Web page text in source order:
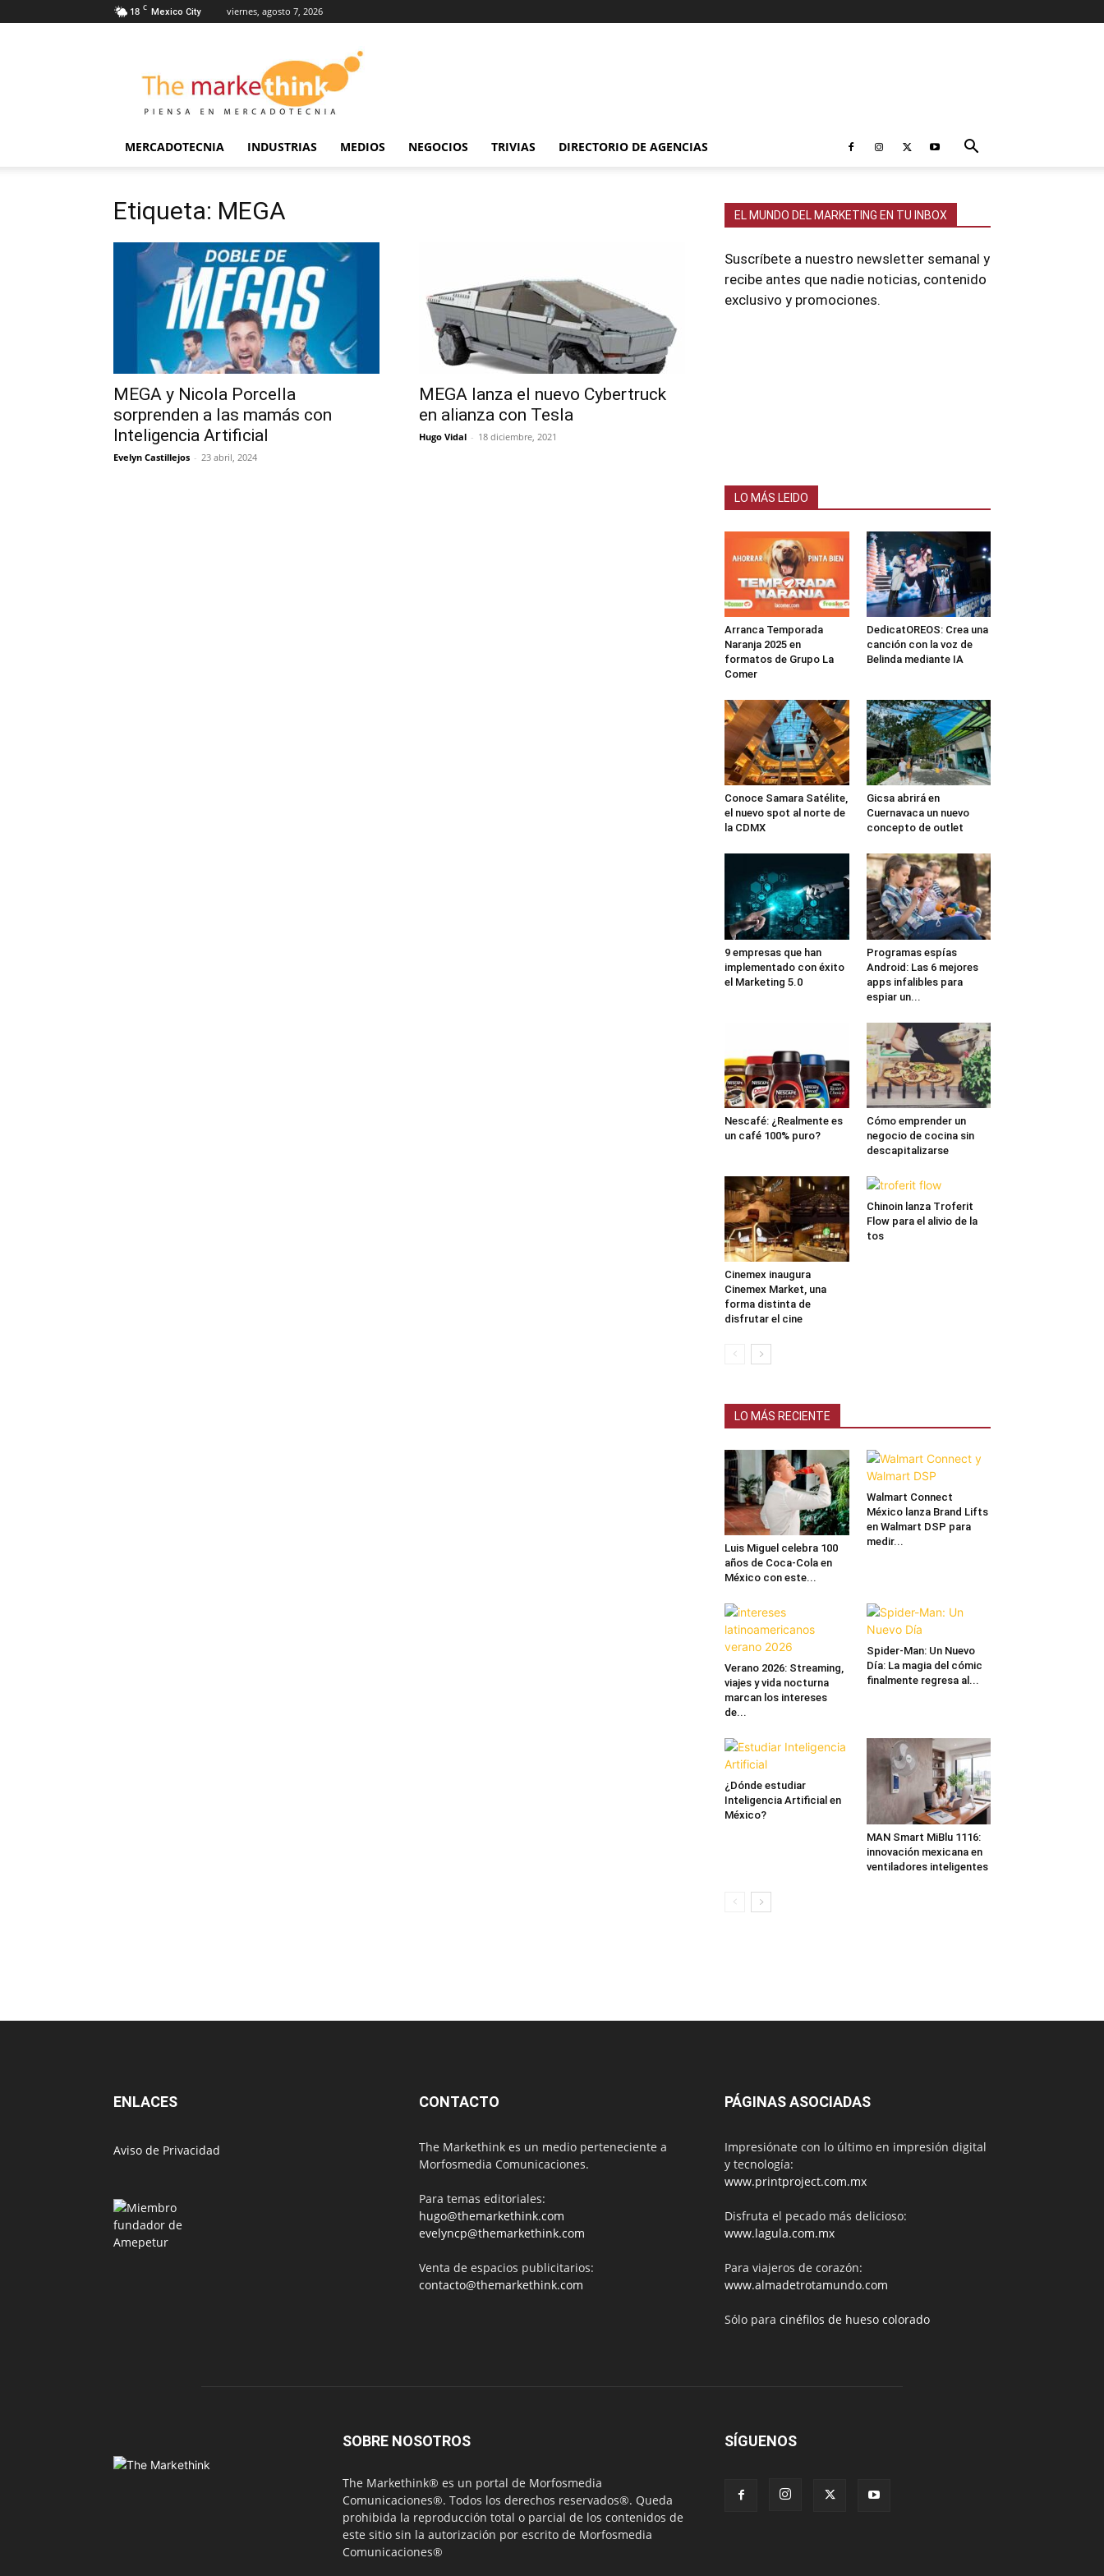
18 C Mexico City viernes, agosto 7, 2026
Markethink
MERCADOTECNIA INDUSTRIAS MEDIOS NEGOCIOS TRIVIAS DIRECTORIO DE AGENCIAS
Etiqueta: MEGA
MEGA y Nicola Porcella
sorprenden a las mamás con
Inteligencia Artificial
Evelyn Castillejos - 23 abril, 2024
MEGA lanza el nuevo Cybertruck
en alianza con Tesla
Hugo Vidal - 18 diciembre, 2021
EL MUNDO DEL MARKETING EN TU INBOX
Suscríbete a nuestro newsletter semanal y
recibe antes que nadie noticias, contenido
exclusivo y promociones.
LO MÁS LEIDO
Arranca Temporada
Naranja 2025 en
formatos de Grupo La
Comer
DedicatOREOS: Crea una
canción con la voz de
Belinda mediante IA
Conoce Samara Satélite,
el nuevo spot al norte de
la CDMX
Gicsa abrirá en
Cuernavaca un nuevo
concepto de outlet
9 empresas que han
implementado con éxito
el Marketing 5.0
Programas espías
Android: Las 6 mejores
apps infalibles para
espiar un...
Nescafé: ¿Realmente es
un café 100% puro?
Cómo emprender un
negocio de cocina sin
descapitalizarse
Cinemex inaugura
Cinemex Market, una
forma distinta de
disfrutar el cine
Chinoin lanza Troferit
Flow para el alivio de la
tos
LO MÁS RECIENTE
Luis Miguel celebra 100
años de Coca-Cola en
México con este...
Walmart Connect
México lanza Brand Lifts
en Walmart DSP para
medir...
Verano 2026: Streaming,
viajes y vida nocturna
marcan los intereses
de...
Spider-Man: Un Nuevo
Día: La magia del cómic
finalmente regresa al...
¿Dónde estudiar
Inteligencia Artificial en
México?
MAN Smart MiBlu 1116:
innovación mexicana en
ventiladores inteligentes
ENLACES
Aviso de Privacidad
CONTACTO
The Markethink es un medio perteneciente a
Morfosmedia Comunicaciones.
Para temas editoriales:
hugo@themarkethink.com
evelyncp@themarkethink.com
Venta de espacios publicitarios:
contacto@themarkethink.com
PÁGINAS ASOCIADAS
Impresiónate con lo último en impresión digital
y tecnología:
www.printproject.com.mx
Disfruta el pecado más delicioso:
www.lagula.com.mx
Para viajeros de corazón:
www.almadetrotamundo.com
Sólo para cinéfilos de hueso colorado
SOBRE NOSOTROS
The Markethink® es un portal de Morfosmedia
Comunicaciones®. Todos los derechos reservados®. Queda
prohibida la reproducción total o parcial de los contenidos de
este sitio sin la autorización por escrito de Morfosmedia
Comunicaciones®
SÍGUENOS